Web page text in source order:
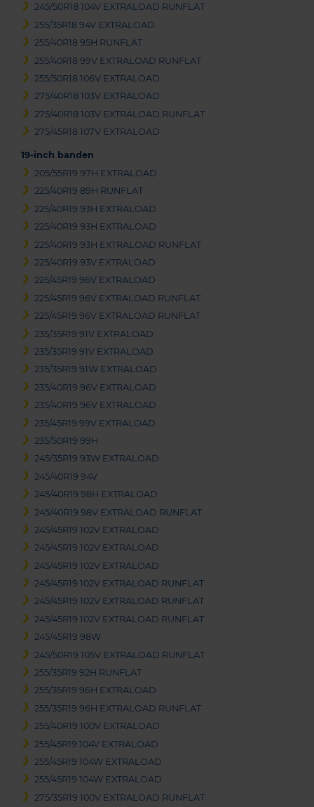
245/50R18 104V EXTRALOAD RUNFLAT
255/35R18 94V EXTRALOAD
255/40R18 95H RUNFLAT
255/40R18 99V EXTRALOAD RUNFLAT
255/50R18 106V EXTRALOAD
275/40R18 103V EXTRALOAD
275/40R18 103V EXTRALOAD RUNFLAT
275/45R18 107V EXTRALOAD
19-inch banden
205/55R19 97H EXTRALOAD
225/40R19 89H RUNFLAT
225/40R19 93H EXTRALOAD
225/40R19 93H EXTRALOAD
225/40R19 93H EXTRALOAD RUNFLAT
225/40R19 93V EXTRALOAD
225/45R19 96V EXTRALOAD
225/45R19 96V EXTRALOAD RUNFLAT
225/45R19 96V EXTRALOAD RUNFLAT
235/35R19 91V EXTRALOAD
235/35R19 91V EXTRALOAD
235/35R19 91W EXTRALOAD
235/40R19 96V EXTRALOAD
235/40R19 96V EXTRALOAD
235/45R19 99V EXTRALOAD
235/50R19 99H
245/35R19 93W EXTRALOAD
245/40R19 94V
245/40R19 98H EXTRALOAD
245/40R19 98V EXTRALOAD RUNFLAT
245/45R19 102V EXTRALOAD
245/45R19 102V EXTRALOAD
245/45R19 102V EXTRALOAD
245/45R19 102V EXTRALOAD RUNFLAT
245/45R19 102V EXTRALOAD RUNFLAT
245/45R19 102V EXTRALOAD RUNFLAT
245/45R19 98W
245/50R19 105V EXTRALOAD RUNFLAT
255/35R19 92H RUNFLAT
255/35R19 96H EXTRALOAD
255/35R19 96H EXTRALOAD RUNFLAT
255/40R19 100V EXTRALOAD
255/45R19 104V EXTRALOAD
255/45R19 104W EXTRALOAD
255/45R19 104W EXTRALOAD
275/35R19 100V EXTRALOAD RUNFLAT